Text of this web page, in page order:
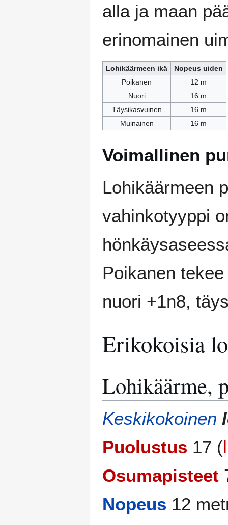
alla ja maan
erinomainen
Lohikäärmeen ikä
Nopeus uiden
Poikanen
12 m
Nuori
16 m
Täysikasvuinen
16 m
Muinainen
16 m
Voimallinen
Lohikäärmeen
vahinkotyyppi
Poikanen
nuori +1n8,
Erikokoisia
Lohikäärme,
Keskikokoinen
Puolustus 17 (
Osumapisteet
Nopeus 12